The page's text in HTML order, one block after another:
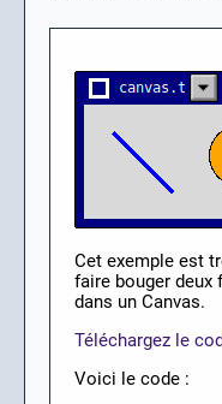
Cet exemple est
faire bouger deux
dans un Canvas.
Téléchargez le
Voici le code :